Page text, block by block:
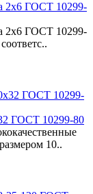
2x6 ГОСТ 10299-
2x6 ГОСТ 10299-
ГОСТ 10299-80
10..